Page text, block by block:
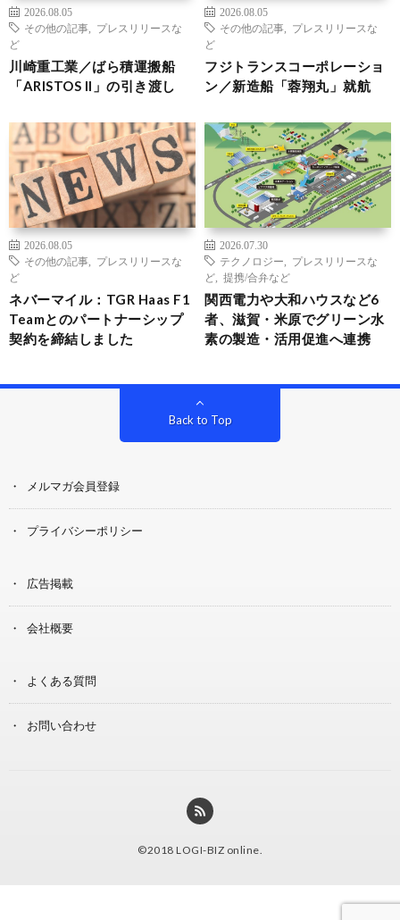
2026.08.05
その他の記事
プレスリリースな
ど
川崎重工業／ばら積運搬船
「ARISTOS II」の引き渡し
2026.08.05
その他の記事
プレスリリースな
ど
フジトランスコーポレーショ
ン／新造船「蓉翔丸」就航
2026.08.05
その他の記事
プレスリリースな
ど
ネバーマイル：TGR Haas F1
Teamとのパートナーシップ
契約を締結しました
2026.07.30
テクノロジー
プレスリリースな
ど
提携/合弁など
関西電力や大和ハウスなど6
者、滋賀・米原でグリーン水
素の製造・活用促進へ連携
Back to Top
メルマガ会員登録
プライバシーポリシー
広告掲載
会社概要
よくある質問
お問い合わせ
©2018 LOGI-BIZ online